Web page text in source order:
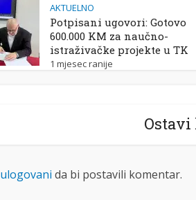
AKTUELNO
Potpisani ugovori: Gotovo
600.000 KM za naučno-
istraživačke projekte u TK
1 mjesec ranije
ulogovani da bi postavili komentar.